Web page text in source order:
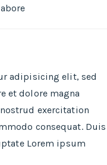
adipisicing elit, sed
et dolore magna
exercitation
consequat. Duis
Lorem ipsum